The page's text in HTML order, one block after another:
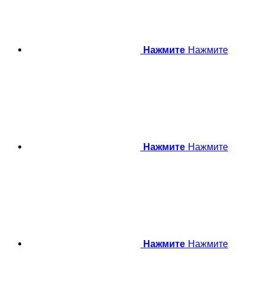
Нажмите Нажмите
Нажмите Нажмите
Нажмите Нажмите